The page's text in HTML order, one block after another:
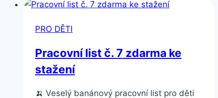
zdarma
PRO DĚTI
Pracovní list č. 7 zdarma ke
stažení
🍌 Veselý banánový pracovní list pro děti